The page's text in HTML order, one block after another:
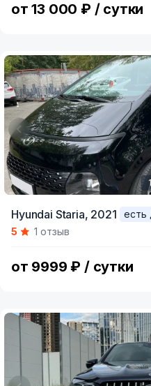
от 13 000 ₽ / сутки
of
Hyundai Staria, 2021
есть
5
1 отзыв
от 9999 ₽ / сутки